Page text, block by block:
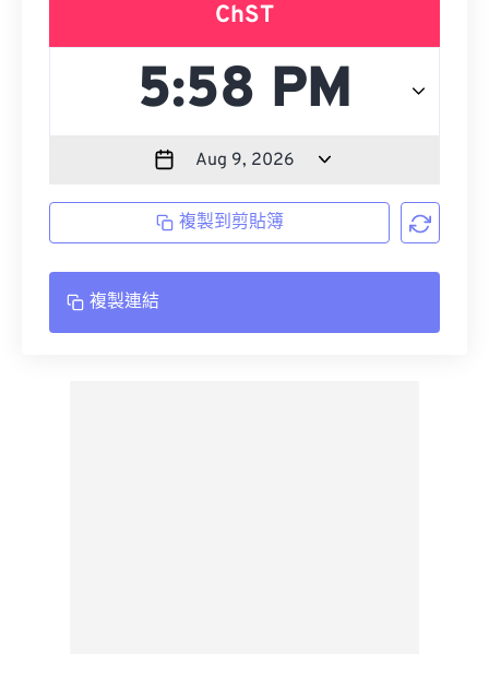
ChST
複製到剪貼簿
複製連結